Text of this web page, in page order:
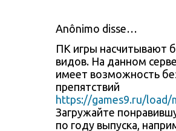
Anônimo disse…
ПК игры насчитывают
видов. На данном
имеет возможность
препятствий
https://games9.ru/load/
Загружайте
по году выпуска,